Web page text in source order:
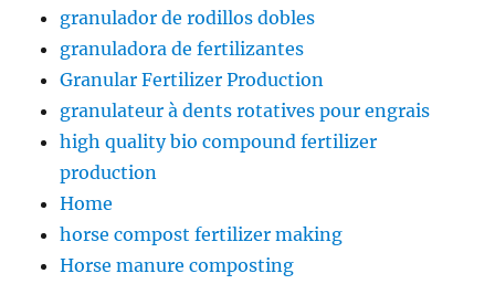
granulador de rodillos dobles
granuladora de fertilizantes
Granular Fertilizer Production
granulateur à dents rotatives pour engrais
high quality bio compound fertilizer
production
Home
horse compost fertilizer making
Horse manure composting